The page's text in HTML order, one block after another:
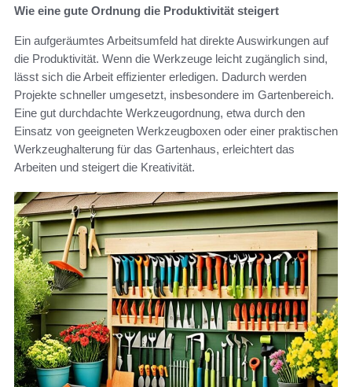
Wie eine gute Ordnung die Produktivität steigert
Ein aufgeräumtes Arbeitsumfeld hat direkte Auswirkungen auf
die Produktivität. Wenn die Werkzeuge leicht zugänglich sind,
lässt sich die Arbeit effizienter erledigen. Dadurch werden
Projekte schneller umgesetzt, insbesondere im Gartenbereich.
Eine gut durchdachte Werkzeugordnung, etwa durch den
Einsatz von geeigneten Werkzeugboxen oder einer praktischen
Werkzeughalterung für das Gartenhaus, erleichtert das
Arbeiten und steigert die Kreativität.